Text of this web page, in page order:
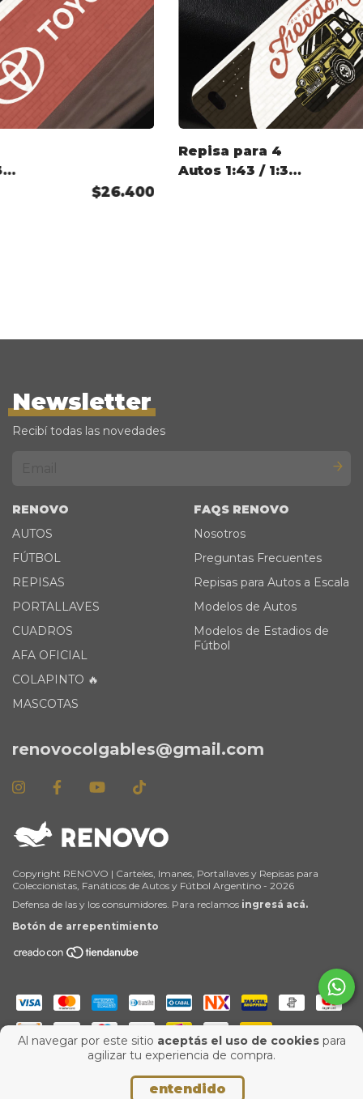
Al navegar por este sitio aceptás el uso de cookiespara
agilizar tu experiencia de compra.
entendido
$26.400
Repisa para 4
Autos 1:43 / 1:32
Newsletter
Recibí todas las novedades
RENOVO
AUTOS
FÚTBOL
REPISAS
PORTALLAVES
CUADROS
AFA OFICIAL
COLAPINTO 🔥
MASCOTAS
FAQS RENOVO
Nosotros
Preguntas Frecuentes
Repisas para Autos a Escala
Modelos de Autos
Modelos de Estadios de
Fútbol
renovocolgables@gmail.com
Copyright RENOVO | Carteles, Imanes, Portallaves y Repisas para
Coleccionistas, Fanáticos de Autos y Fútbol Argentino - 2026
Defensa de las y los consumidores. Para reclamos ingresá acá.
Botón de arrepentimiento